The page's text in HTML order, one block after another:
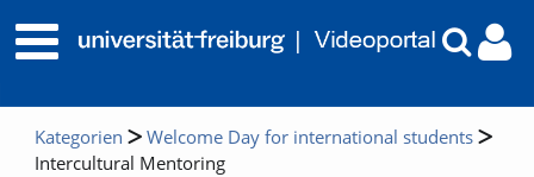
Kategorien
Welcome Day for international students
Intercultural Mentoring